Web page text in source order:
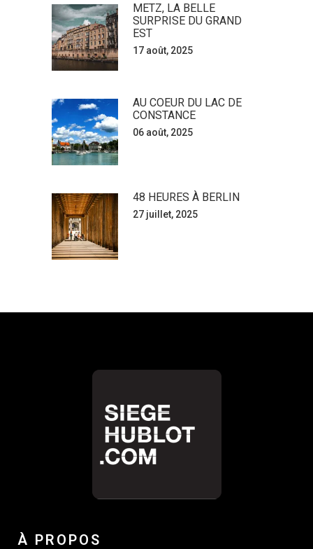
METZ, LA BELLE
SURPRISE DU GRAND
EST
17 août, 2025
AU COEUR DU LAC DE
CONSTANCE
06 août, 2025
48 HEURES À BERLIN
27 juillet, 2025
À PROPOS